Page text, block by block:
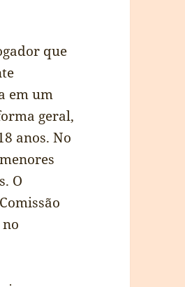
que
em um
geral,
anos. No
O